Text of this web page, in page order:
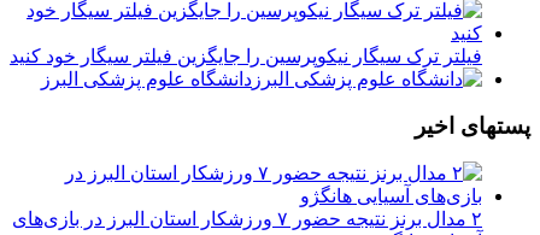
فیلتر ترک سیگار نیکوپرسین را جایگزین فیلتر سیگار خود کنید
دانشگاه علوم پزشکی البرز
پستهای اخیر
۲ مدال برنز نتیجه حضور ۷ ورزشکار استان البرز در بازی‌های